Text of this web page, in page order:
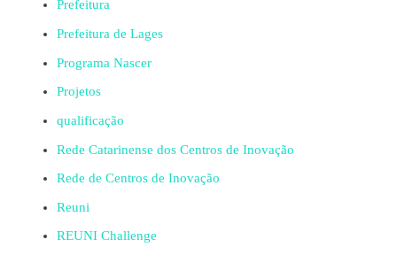
Prefeitura
Prefeitura de Lages
Programa Nascer
Projetos
qualificação
Rede Catarinense dos Centros de Inovação
Rede de Centros de Inovação
Reuni
REUNI Challenge